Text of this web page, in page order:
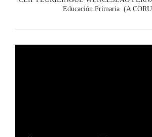
Educación Primaria (A